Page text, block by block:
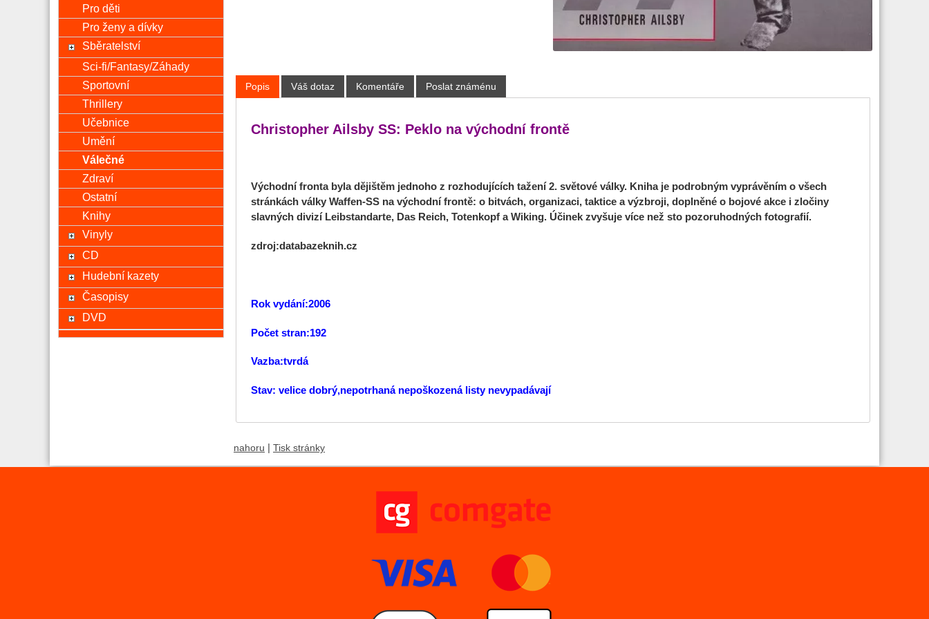
Popis Váš dotaz Komentáře Poslat známénu
Christopher Ailsby SS: Peklo na východní frontě
Východní fronta byla dějištěm jednoho z rozhodujících tažení 2. světové války. Kniha je podrobným vyprávěním o všech
stránkách války Waffen-SS na východní frontě: o bitvách, organizaci, taktice a výzbroji, doplněné o bojové akce i zločiny
slavných divizí Leibstandarte, Das Reich, Totenkopf a Wiking. Účinek zvyšuje více než sto pozoruhodných fotografií.
zdroj:databazeknih.cz
Rok vydání:2006
Počet stran:192
Vazba:tvrdá
Stav: velice dobrý,nepotrhaná nepoškozená listy nevypadávají
nahoru Tisk stránky
Pro děti
Pro ženy a dívky
Sběratelství
Sci-fi/Fantasy/Záhady
Sportovní
Thrillery
Učebnice
Umění
Válečné
Zdraví
Ostatní
Knihy
Vinyly
CD
Hudební kazety
Časopisy
DVD